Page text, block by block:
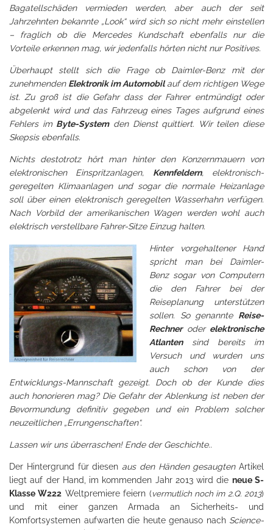
Bagatellschäden vermieden werden, aber auch der seit
Jahrzehnten bekannte „Look“ wird sich so nicht mehr einstellen
– fraglich ob die MercedesKundschaft ebenfalls nur die
Vorteile erkennen mag, wir jedenfalls hörten nicht nur Positives.
Überhaupt stellt sich die Frage ob Daimler-Benz mit der
zunehmenden Elektronik im Automobilauf dem richtigen Wege
ist. Zu groß ist die Gefahr dass der Fahrer entmündigt oder
abgelenkt wird und das Fahrzeug eines Tages aufgrund eines
Fehlers im Byte-Systemden Dienst quittiert. Wir teilen diese
Skepsis ebenfalls.
Nichts destotrotz hört man hinter den Konzernmauern von
elektronischen Einspritzanlagen, Kennfeldern, elektronisch-
geregelten Klimaanlagen und sogar die normale Heizanlage
soll über einen elektronisch geregelten Wasserhahn verfügen.
Nach Vorbild der amerikanischen Wagen werden wohl auch
elektrisch verstellbare Fahrer-Sitze Einzug halten.
Hinter vorgehaltener Hand
spricht man bei Daimler-
Benz sogar von Computern
die den Fahrer bei der
Reiseplanung unterstützen
sollen. So genannte Reise-
Rechneroder elektronische
Atlantensind bereits im
Versuch und wurden uns
auch schon von der
Entwicklungs-Mannschaft gezeigt. Doch ob der Kunde dies
auch honorieren mag? Die Gefahr der Ablenkung ist neben der
Bevormundung definitiv gegeben und ein Problem solcher
neuzeitlichen „Errungenschaften“.
Lassen wir uns überraschen! Ende der Geschichte..
Der Hintergrund für diesen aus den Händen gesaugtenArtikel
liegt auf der Hand, im kommenden Jahr 2013 wird die neue S-
Klasse W222 Weltpremiere feiern (vermutlich noch im 2.Q. 2013)
und mit einer ganzen Armada an Sicherheits- und
Komfortsystemen aufwarten die heute genauso nach Science-